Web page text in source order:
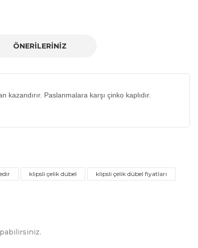
ÖNERILERINIZ
Paslanmalara karşı çinko kaplıdır.
klipsli çelik dübel
klipsli çelik dübel fiyatları